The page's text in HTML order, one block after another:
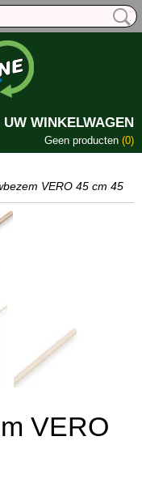
UW WINKELWAGEN
Geen producten (0)
VERO 45 cm 45
VERO